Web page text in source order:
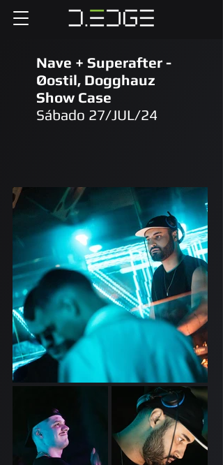
Nave + Superafter -
Øostil, Dogghauz
Show Case
Sábado 27/JUL/24